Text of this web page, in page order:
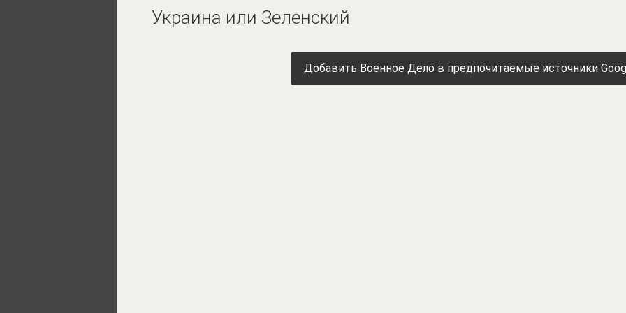
Украина или Зеленский
Добавить Военное Дело в предпочитаемые источники